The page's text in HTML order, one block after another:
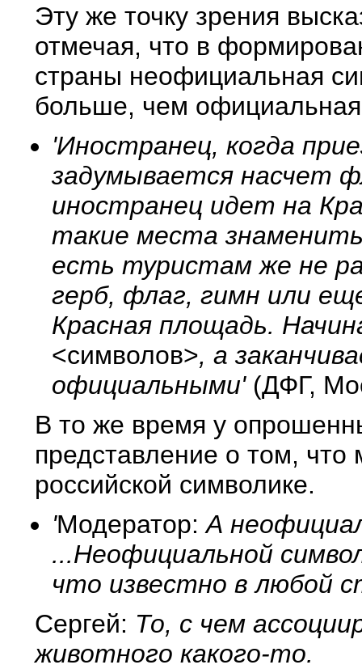
Эту же точку зрения
отмечая, что в
страны неофициальная
больше, чем
'Иностранец, когда
задумывается насчет
иностранец идет на
такие места
есть туристам же не
герб, флаг, гимн или
Красная площадь.
<символов>, а
официальными'(ДФГ,
В то же время у
представление о том,
российской символике.
'Модератор: А
...Неофициальной
что известно в любой
Сергей: То, с чем
животного какого-то.